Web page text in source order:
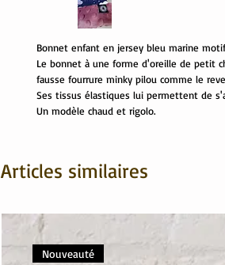
Bonnet enfant en jersey bleu marine
Le bonnet à une forme d'oreille de petit
fausse fourrure minky pilou comme le
Ses tissus élastiques lui permettent de
Un modèle chaud et rigolo.
Articles similaires
Nouveauté